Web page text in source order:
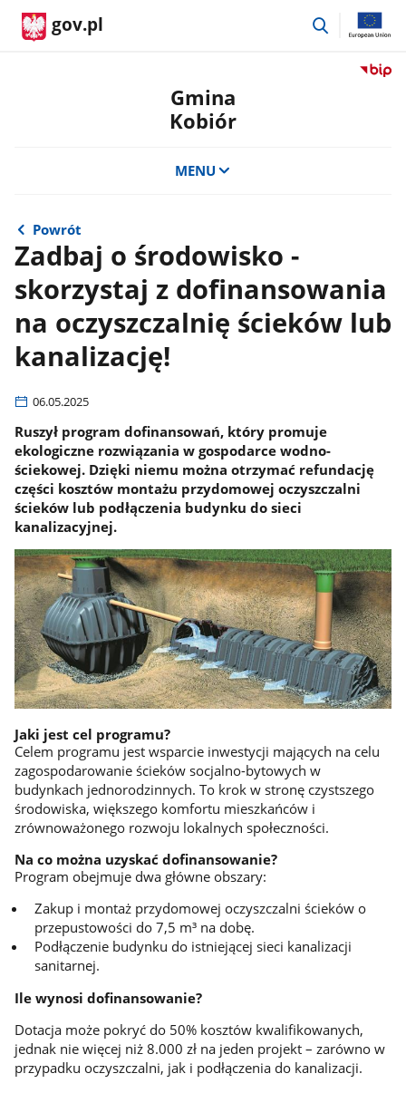
gov.pl
przejdź
Przejdź
Gmina
Kobiór
MENU
Powrót
Zadbaj o środowisko -
skorzystaj z dofinansowania
na oczyszczalnię ścieków lub
kanalizację!
06.05.2025
Ruszył program dofinansowań, który promuje
ekologiczne rozwiązania w gospodarce wodno-
ściekowej. Dzięki niemu można otrzymać refundację
części kosztów montażu przydomowej oczyszczalni
ścieków lub podłączenia budynku do sieci
kanalizacyjnej.
Jaki jest cel programu?
Celem programu jest wsparcie inwestycji mających na celu
zagospodarowanie ścieków socjalno-bytowych w
budynkach jednorodzinnych. To krok w stronę czystszego
środowiska, większego komfortu mieszkańców i
zrównoważonego rozwoju lokalnych społeczności.
Na co można uzyskać dofinansowanie?
Program obejmuje dwa główne obszary:
Zakup i montaż przydomowej oczyszczalni ścieków o
przepustowości do 7,5 m³ na dobę.
Podłączenie budynku do istniejącej sieci kanalizacji
sanitarnej.
Ile wynosi dofinansowanie?
Dotacja może pokryć do 50% kosztów kwalifikowanych,
jednak nie więcej niż 8.000 zł na jeden projekt – zarówno w
przypadku oczyszczalni, jak i podłączenia do kanalizacji.